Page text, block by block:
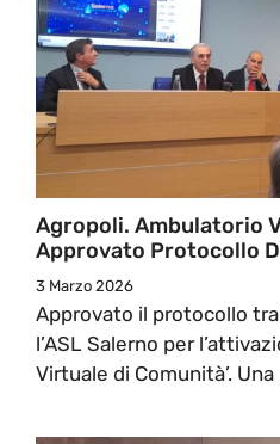
Agropoli. Ambulatorio
Approvato Protocollo
3 Marzo 2026
Approvato il protocollo
l’ASL Salerno per
Virtuale di Comunità’. Una